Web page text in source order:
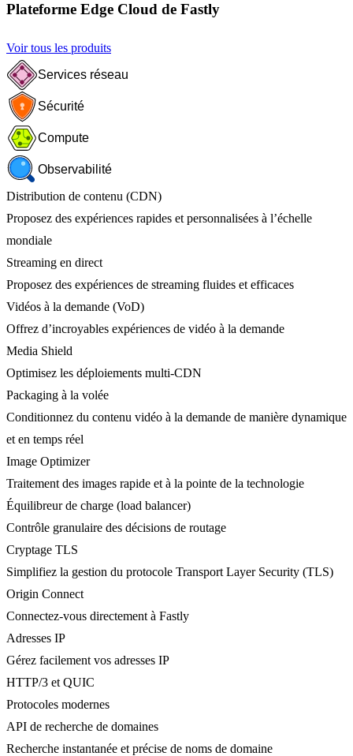
Plateforme Edge Cloud de Fastly
Voir tous les produits
Services réseau
Sécurité
Compute
Observabilité
Distribution de contenu (CDN)
Proposez des expériences rapides et personnalisées à l’échelle
mondiale
Streaming en direct
Proposez des expériences de streaming fluides et efficaces
Vidéos à la demande (VoD)
Offrez d’incroyables expériences de vidéo à la demande
Media Shield
Optimisez les déploiements multi-CDN
Packaging à la volée
Conditionnez du contenu vidéo à la demande de manière dynamique
et en temps réel
Image Optimizer
Traitement des images rapide et à la pointe de la technologie
Équilibreur de charge (load balancer)
Contrôle granulaire des décisions de routage
Cryptage TLS
Simplifiez la gestion du protocole Transport Layer Security (TLS)
Origin Connect
Connectez-vous directement à Fastly
Adresses IP
Gérez facilement vos adresses IP
HTTP/3 et QUIC
Protocoles modernes
API de recherche de domaines
Recherche instantanée et précise de noms de domaine